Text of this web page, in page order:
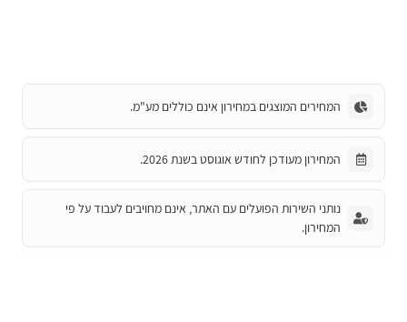
המחירים המוצגים במחירון אינם כוללים מע"מ.
המחירון מעודכן לחודש אוגוסט בשנת 2026.
נותני השירות הפועלים עם האתר, אינם מחויבים לעבוד על פי
המחירון.